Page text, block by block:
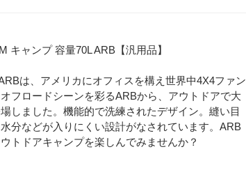
キャンプ 容量70L ARB【汎用品】
は、アメリカにオフィスを構え世界中4X4ファン
フロードシーンを彩るARBから、アウトドアで大
しました。機能的で洗練されたデザイン。縫い目
分などが入りにくい設計がなされています。ARB
トドアキャンプを楽しんでみませんか？